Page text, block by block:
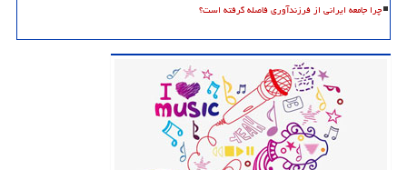
چرا جامعه ایرانی از فرزندآوری فاصله گرفته است؟